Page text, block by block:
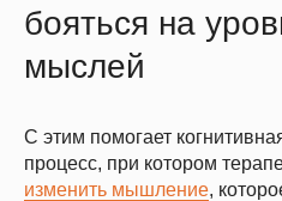
бояться на
мыслей
С этим помогает
процесс, при котором
изменить мышление,